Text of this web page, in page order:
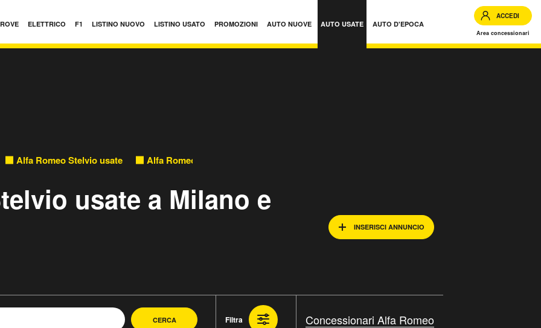
ELETTRICO F1 LISTINO NUOVO LISTINO USATO PROMOZIONI AUTO NUOVE AUTO USATE AUTO D'EPOCA
ACCEDI
Area concessionari
Alfa Romeo Stelvio usate Alfa Romeo Stelvio usate in Lombardia
usate a Milano e
INSERISCI ANNUNCIO
CERCA Filtra Concessionari Alfa Romeo